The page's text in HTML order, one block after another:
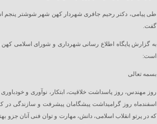
طی پیامی، دکتر رحیم جافری شهردار کهن شهر شوشتر پنجم
گفت.
به گزارش پایگاه اطلاع رسانی شهرداری و شورای اسلامی
است:
بسمه تعالی
روز مهندس، روز پاسداشت خلاقیت، ابتکار، نوآوری و
اسفندماه روز گرامیداشت پیشگامان پیشرفت و سازندگی در
که در پرتو انقلاب اسلامی، دانش، مهارت و توان فنی آنان جزو